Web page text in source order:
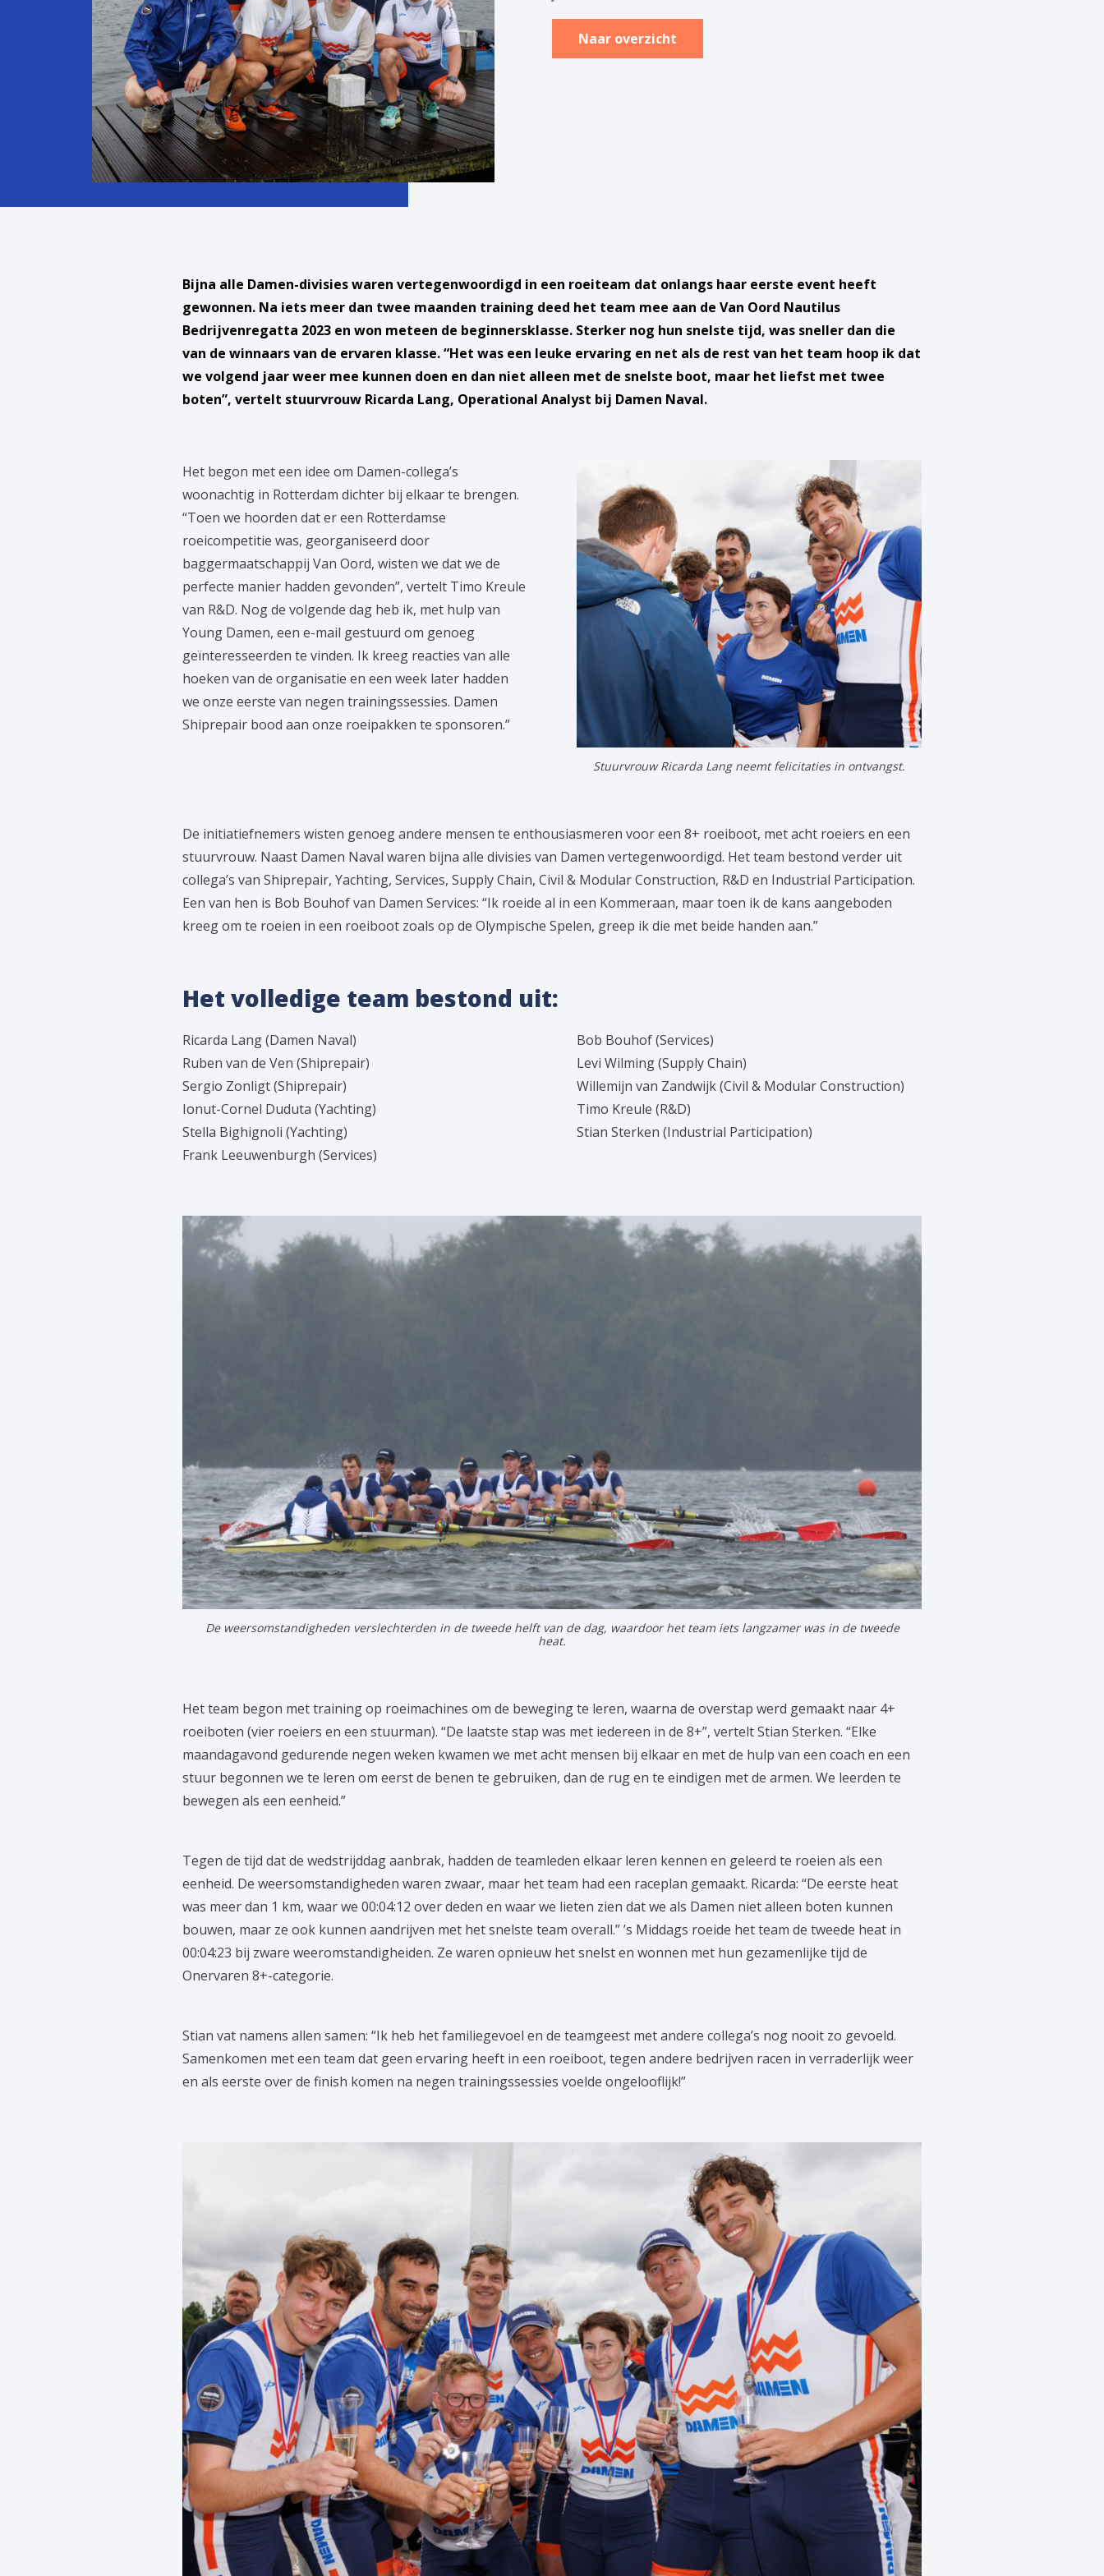
Naar overzicht
Bijna alle Damen-divisies waren vertegenwoordigd in een roeiteam dat onlangs haar eerste event heeft
gewonnen. Na iets meer dan twee maanden training deed het team mee aan de Van Oord Nautilus
Bedrijvenregatta 2023 en won meteen de beginnersklasse. Sterker nog hun snelste tijd, was sneller dan die
van de winnaars van de ervaren klasse. “Het was een leuke ervaring en net als de rest van het team hoop ik dat
we volgend jaar weer mee kunnen doen en dan niet alleen met de snelste boot, maar het liefst met twee
boten”, vertelt stuurvrouw Ricarda Lang, Operational Analyst bij Damen Naval.
Stuurvrouw Ricarda Lang neemt felicitaties in ontvangst.
Het begon met een idee om Damen-collega’s
woonachtig in Rotterdam dichter bij elkaar te brengen.
“Toen we hoorden dat er een Rotterdamse
roeicompetitie was, georganiseerd door
baggermaatschappij Van Oord, wisten we dat we de
perfecte manier hadden gevonden”, vertelt Timo Kreule
van R&D. Nog de volgende dag heb ik, met hulp van
Young Damen, een e-mail gestuurd om genoeg
geïnteresseerden te vinden. Ik kreeg reacties van alle
hoeken van de organisatie en een week later hadden
we onze eerste van negen trainingssessies. Damen
Shiprepair bood aan onze roeipakken te sponsoren.”
De initiatiefnemers wisten genoeg andere mensen te enthousiasmeren voor een 8+ roeiboot, met acht roeiers en een
stuurvrouw. Naast Damen Naval waren bijna alle divisies van Damen vertegenwoordigd. Het team bestond verder uit
collega’s van Shiprepair, Yachting, Services, Supply Chain, Civil & Modular Construction, R&D en Industrial Participation.
Een van hen is Bob Bouhof van Damen Services: “Ik roeide al in een Kommeraan, maar toen ik de kans aangeboden
kreeg om te roeien in een roeiboot zoals op de Olympische Spelen, greep ik die met beide handen aan.”
Het volledige team bestond uit:
Ricarda Lang (Damen Naval)
Ruben van de Ven (Shiprepair)
Sergio Zonligt (Shiprepair)
Ionut-Cornel Duduta (Yachting)
Stella Bighignoli (Yachting)
Frank Leeuwenburgh (Services)
Bob Bouhof (Services)
Levi Wilming (Supply Chain)
Willemijn van Zandwijk (Civil & Modular Construction)
Timo Kreule (R&D)
Stian Sterken (Industrial Participation)
De weersomstandigheden verslechterden in de tweede helft van de dag, waardoor het team iets langzamer was in de tweede
heat.
Het team begon met training op roeimachines om de beweging te leren, waarna de overstap werd gemaakt naar 4+
roeiboten (vier roeiers en een stuurman). “De laatste stap was met iedereen in de 8+”, vertelt Stian Sterken. “Elke
maandagavond gedurende negen weken kwamen we met acht mensen bij elkaar en met de hulp van een coach en een
stuur begonnen we te leren om eerst de benen te gebruiken, dan de rug en te eindigen met de armen. We leerden te
bewegen als een eenheid.”
Tegen de tijd dat de wedstrijddag aanbrak, hadden de teamleden elkaar leren kennen en geleerd te roeien als een
eenheid. De weersomstandigheden waren zwaar, maar het team had een raceplan gemaakt. Ricarda: “De eerste heat
was meer dan 1 km, waar we 00:04:12 over deden en waar we lieten zien dat we als Damen niet alleen boten kunnen
bouwen, maar ze ook kunnen aandrijven met het snelste team overall.” ’s Middags roeide het team de tweede heat in
00:04:23 bij zware weeromstandigheiden. Ze waren opnieuw het snelst en wonnen met hun gezamenlijke tijd de
Onervaren 8+-categorie.
Stian vat namens allen samen: “Ik heb het familiegevoel en de teamgeest met andere collega’s nog nooit zo gevoeld.
Samenkomen met een team dat geen ervaring heeft in een roeiboot, tegen andere bedrijven racen in verraderlijk weer
en als eerste over de finish komen na negen trainingssessies voelde ongelooflijk!”